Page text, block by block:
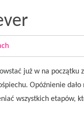
już w na początku
Opóźnienie
wszystkich etapów,